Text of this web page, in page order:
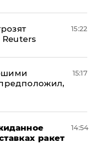
Reuters
15:22
15:17
ракет
14:54